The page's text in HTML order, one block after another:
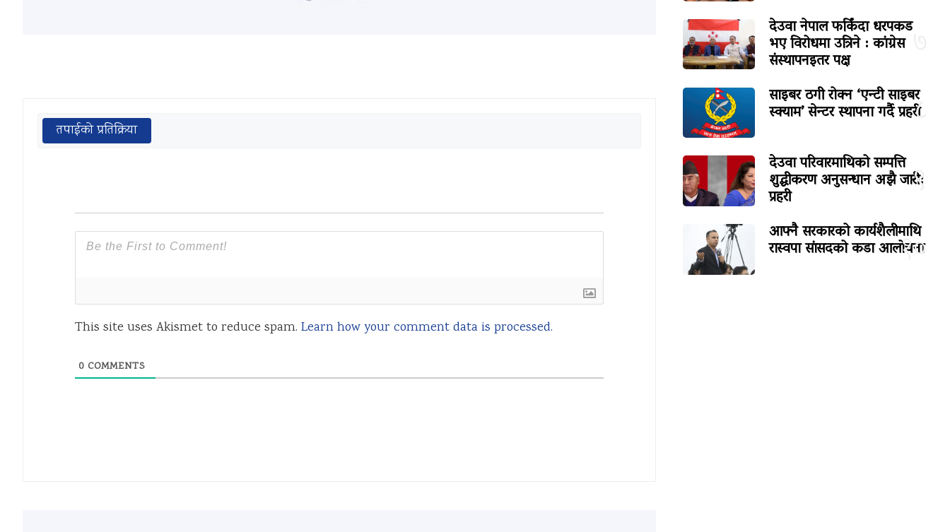
तपाईको प्रतिक्रिया
This site uses Akismet to reduce spam. Learn how your comment data is processed.
0 COMMENTS
७
देउवा नेपाल फर्किंदा धरपकड
भए विरोधमा उत्रिने : कांग्रेस
संस्थापनइतर पक्ष
८
साइबर ठगी रोक्न ‘एन्टी साइबर
स्क्याम’ सेन्टर स्थापना गर्दै प्रहरी
९
देउवा परिवारमाथिको सम्पत्ति
शुद्धीकरण अनुसन्धान अझै जारी:
प्रहरी
१०
आफ्नै सरकारको कार्यशैलीमाथि
रास्वपा सांसदको कडा आलोचना